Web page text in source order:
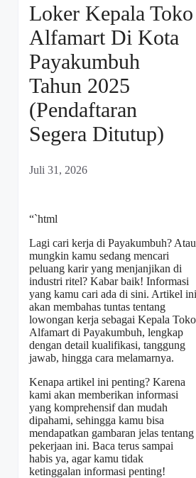
Loker Kepala Toko
Alfamart Di Kota
Payakumbuh
Tahun 2025
(Pendaftaran
Segera Ditutup)
Juli 31, 2026
“`html
Lagi cari kerja di Payakumbuh? Atau
mungkin kamu sedang mencari
peluang karir yang menjanjikan di
industri ritel? Kabar baik! Informasi
yang kamu cari ada di sini. Artikel ini
akan membahas tuntas tentang
lowongan kerja sebagai Kepala Toko
Alfamart di Payakumbuh, lengkap
dengan detail kualifikasi, tanggung
jawab, hingga cara melamarnya.
Kenapa artikel ini penting? Karena
kami akan memberikan informasi
yang komprehensif dan mudah
dipahami, sehingga kamu bisa
mendapatkan gambaran jelas tentang
pekerjaan ini. Baca terus sampai
habis ya, agar kamu tidak
ketinggalan informasi penting!